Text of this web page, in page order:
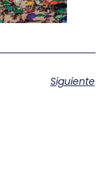
Siguiente